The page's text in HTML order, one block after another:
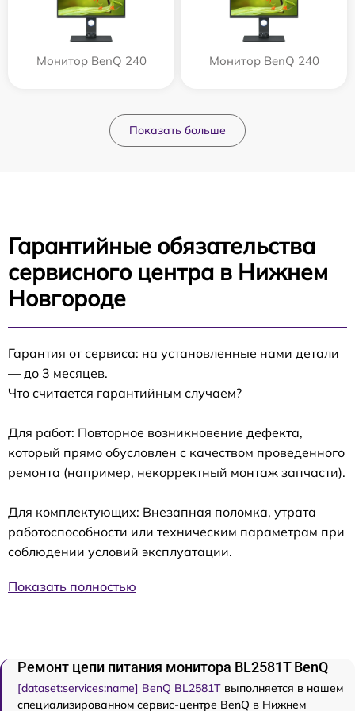
Монитор BenQ 240 Монитор BenQ 240
Показать больше
Гарантийные обязательства
сервисного центра в Нижнем
Новгороде
Гарантия от сервиса: на установленные нами детали
— до 3 месяцев.
Что считается гарантийным случаем?
Для работ: Повторное возникновение дефекта,
который прямо обусловлен с качеством проведенного
ремонта (например, некорректный монтаж запчасти).
Для комплектующих: Внезапная поломка, утрата
работоспособности или техническим параметрам при
соблюдении условий эксплуатации.
Показать полностью
Ремонт цепи питания монитора BL2581T BenQ
[dataset:services:name] BenQ BL2581T выполняется в нашем
специализированном сервис-центре BenQ в Нижнем